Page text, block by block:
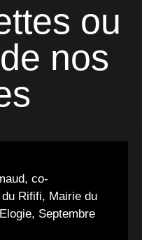
ou
nos
co-
Rififi, Mairie du
Septembre